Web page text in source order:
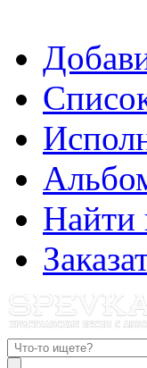
Найти